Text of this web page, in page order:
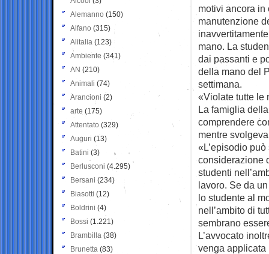
motivi ancora in
manutenzione
mano. La
dai passanti e
della mano del
settimana.
«Violate tutte le
La famiglia
comprendere
mentre
«L’episodio
considerazione
studenti
lavoro. Se da
lo studente al
nell’ambito di
sembrano
L’avvocato
venga applicata
Alemanno (150)
Alfano (315)
Alitalia (123)
Ambiente (341)
AN (210)
Animali (74)
Arancioni (2)
arte (175)
Attentato (329)
Auguri (13)
Batini (3)
Berlusconi (4.295)
Bersani (234)
Biasotti (12)
Boldrini (4)
Bossi (1.221)
Brambilla (38)
Brunetta (83)